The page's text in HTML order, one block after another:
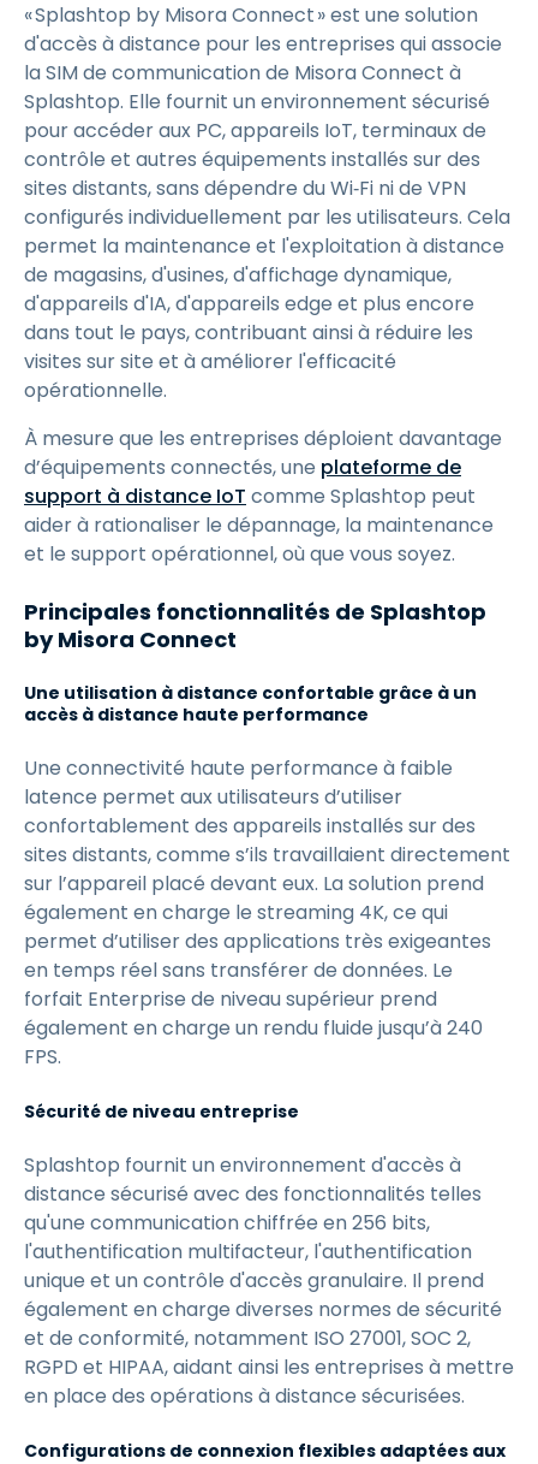
« Splashtop by Misora Connect » est une solution
d'accès à distance pour les entreprises qui associe
la SIM de communication de Misora Connect à
Splashtop. Elle fournit un environnement sécurisé
pour accéder aux PC, appareils IoT, terminaux de
contrôle et autres équipements installés sur des
sites distants, sans dépendre du Wi‑Fi ni de VPN
configurés individuellement par les utilisateurs. Cela
permet la maintenance et l'exploitation à distance
de magasins, d'usines, d'affichage dynamique,
d'appareils d'IA, d'appareils edge et plus encore
dans tout le pays, contribuant ainsi à réduire les
visites sur site et à améliorer l'efficacité
opérationnelle.
À mesure que les entreprises déploient davantage
d’équipements connectés, une plateforme de
support à distance IoT comme Splashtop peut
aider à rationaliser le dépannage, la maintenance
et le support opérationnel, où que vous soyez.
Principales fonctionnalités de Splashtop
by Misora Connect
Une utilisation à distance confortable grâce à un
accès à distance haute performance
Une connectivité haute performance à faible
latence permet aux utilisateurs d’utiliser
confortablement des appareils installés sur des
sites distants, comme s’ils travaillaient directement
sur l’appareil placé devant eux. La solution prend
également en charge le streaming 4K, ce qui
permet d’utiliser des applications très exigeantes
en temps réel sans transférer de données. Le
forfait Enterprise de niveau supérieur prend
également en charge un rendu fluide jusqu’à 240
FPS.
Sécurité de niveau entreprise
Splashtop fournit un environnement d'accès à
distance sécurisé avec des fonctionnalités telles
qu'une communication chiffrée en 256 bits,
l'authentification multifacteur, l'authentification
unique et un contrôle d'accès granulaire. Il prend
également en charge diverses normes de sécurité
et de conformité, notamment ISO 27001, SOC 2,
RGPD et HIPAA, aidant ainsi les entreprises à mettre
en place des opérations à distance sécurisées.
Configurations de connexion flexibles adaptées aux